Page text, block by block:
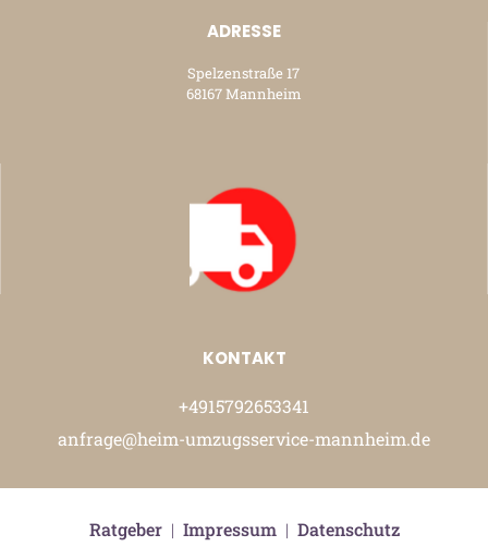
ADRESSE
Spelzenstraße 17
68167 Mannheim
KONTAKT
+4915792653341
anfrage@heim-umzugsservice-mannheim.de
Ratgeber| Impressum| Datenschutz